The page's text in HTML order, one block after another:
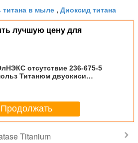
титана в мыле , Диоксид титана
лучшую цену для
отсутствие 236-675-5
Титанюм двуокиси
Продолжать
Titanium